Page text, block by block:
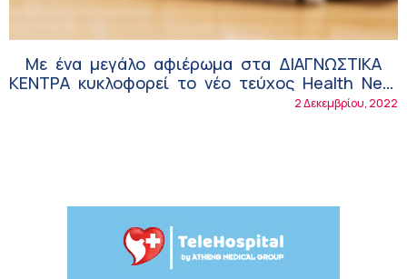
Με ένα μεγάλο αφιέρωμα στα ΔΙΑΓΝΩΣΤΙΚΑ
ΚΕΝΤΡΑ κυκλοφορεί το νέο τεύχος Health Next
2 Δεκεμβρίου, 2022